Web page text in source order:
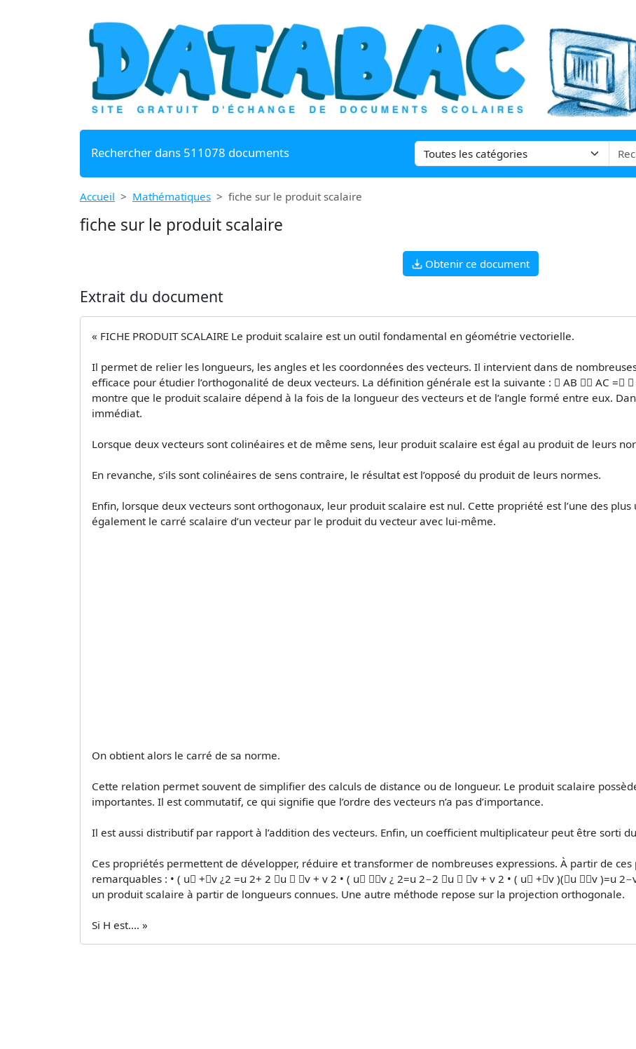
Rechercher dans 511078 documents
Accueil Mathématiques fiche sur le produit scalaire
fiche sur le produit scalaire
Obtenir ce document
Extrait du document
« FICHE PRODUIT SCALAIRE Le produit scalaire est un outil fondamental en géométrie vectorielle.
Il permet de relier les longueurs, les angles et les coordonnées des vecteurs. Il intervient dans de
efficace pour étudier l’orthogonalité de deux vecteurs. La définition générale est la suivante : ⃗ AB ⋅⃗ AC =∥
montre que le produit scalaire dépend à la fois de la longueur des vecteurs et de l’angle formé entre eux.
immédiat.
Lorsque deux vecteurs sont colinéaires et de même sens, leur produit scalaire est égal au produit de leurs
En revanche, s’ils sont colinéaires de sens contraire, le résultat est l’opposé du produit de leurs normes.
Enfin, lorsque deux vecteurs sont orthogonaux, leur produit scalaire est nul. Cette propriété est l’une des
également le carré scalaire d’un vecteur par le produit du vecteur avec lui-même.
On obtient alors le carré de sa norme.
Cette relation permet souvent de simplifier des calculs de distance ou de longueur. Le produit scalaire
importantes. Il est commutatif, ce qui signifie que l’ordre des vecteurs n’a pas d’importance.
Il est aussi distributif par rapport à l’addition des vecteurs. Enfin, un coefficient multiplicateur peut être sorti
Ces propriétés permettent de développer, réduire et transformer de nombreuses expressions. À partir de
remarquables : • ( u⃗ +⃗v ¿2 =u 2+ 2 ⃗u ⋅ ⃗v + v 2 • ( u⃗ −⃗v ¿ 2=u 2−2 ⃗u ⋅ ⃗v + v 2 • ( u⃗ +⃗v )(⃗u −⃗v )=u 2−v
un produit scalaire à partir de longueurs connues. Une autre méthode repose sur la projection orthogonale.
Si H est.... »